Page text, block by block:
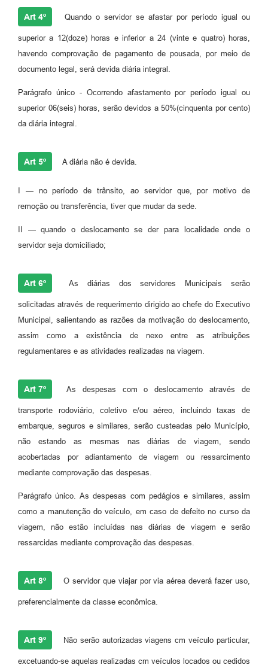
Art 4º Quando o servidor se afastar por período igual ou
superior a 12(doze) horas e inferior a 24 (vinte e quatro) horas,
havendo comprovação de pagamento de pousada, por meio de
documento legal, será devida diária integral.
Parágrafo único - Ocorrendo afastamento por período igual ou
superior 06(seis) horas, serão devidos a 50%(cinquenta por cento)
da diária integral.
Art 5º A diária não é devida.
I — no período de trânsito, ao servidor que, por motivo de
remoção ou transferência, tiver que mudar da sede.
II — quando o deslocamento se der para localidade onde o
servidor seja domiciliado;
Art 6º As diárias dos servidores Municipais serão
solicitadas através de requerimento dirigido ao chefe do Executivo
Municipal, salientando as razões da motivação do deslocamento,
assim como a existência de nexo entre as atribuições
regulamentares e as atividades realizadas na viagem.
Art 7º As despesas com o deslocamento através de
transporte rodoviário, coletivo e/ou aéreo, incluindo taxas de
embarque, seguros e similares, serão custeadas pelo Município,
não estando as mesmas nas diárias de viagem, sendo
acobertadas por adiantamento de viagem ou ressarcimento
mediante comprovação das despesas.
Parágrafo único. As despesas com pedágios e similares, assim
como a manutenção do veículo, em caso de defeito no curso da
viagem, não estão incluídas nas diárias de viagem e serão
ressarcidas mediante comprovação das despesas.
Art 8º O servidor que viajar por via aérea deverá fazer uso,
preferencialmente da classe econômica.
Art 9º Não serão autorizadas viagens cm veículo particular,
excetuando-se aquelas realizadas cm veículos locados ou cedidos